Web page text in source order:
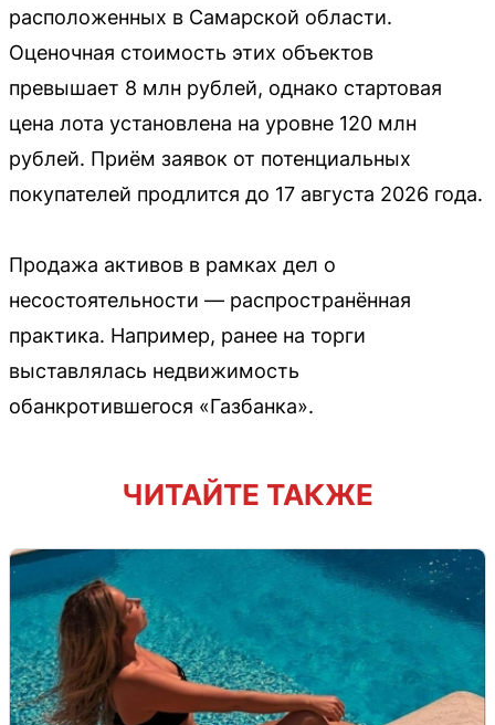
расположенных в Самарской области.
Оценочная стоимость этих объектов
превышает 8 млн рублей, однако стартовая
цена лота установлена на уровне 120 млн
рублей. Приём заявок от потенциальных
покупателей продлится до 17 августа 2026 года.
Продажа активов в рамках дел о
несостоятельности — распространённая
практика. Например, ранее на торги
выставлялась недвижимость
обанкротившегося «Газбанка».
ЧИТАЙТЕ ТАКЖЕ